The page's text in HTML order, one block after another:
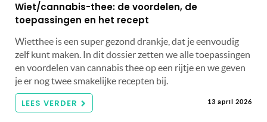
Wiet/cannabis-thee: de voordelen, de
toepassingen en het recept
Wietthee is een super gezond drankje, dat je eenvoudig
zelf kunt maken. In dit dossier zetten we alle toepassingen
en voordelen van cannabis thee op een rijtje en we geven
je er nog twee smakelijke recepten bij.
LEES VERDER 13 april 2026